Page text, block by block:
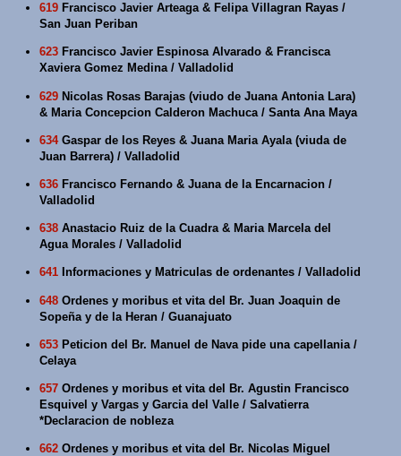
619 Francisco Javier Arteaga & Felipa Villagran Rayas /
San Juan Periban
623 Francisco Javier Espinosa Alvarado & Francisca
Xaviera Gomez Medina / Valladolid
629 Nicolas Rosas Barajas (viudo de Juana Antonia Lara)
& Maria Concepcion Calderon Machuca / Santa Ana Maya
634Gaspar de los Reyes & Juana Maria Ayala (viuda de
Juan Barrera) / Valladolid
636 Francisco Fernando & Juana de la Encarnacion /
Valladolid
638 Anastacio Ruiz de la Cuadra & Maria Marcela del
Agua Morales / Valladolid
641 Informaciones y Matriculas de ordenantes / Valladolid
648 Ordenes y moribus et vita del Br. Juan Joaquin de
Sopeña y de la Heran / Guanajuato
653 Peticion del Br. Manuel de Nava pide una capellania /
Celaya
657 Ordenes y moribus et vita del Br. Agustin Francisco
Esquivel y Vargas y Garcia del Valle / Salvatierra
*Declaracion de nobleza
662 Ordenes y moribus et vita del Br. Nicolas Miguel